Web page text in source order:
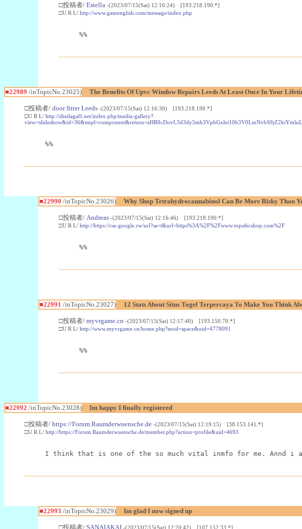
□投稿者/ Estella -(2023/07/15(Sat) 12:16:24) [193.218.190.*]
□U R L/ http://www.gamenglish.com/message/index.php
%%
■22989 /inTopicNo.23025) The Benefits Of Upvc Window Repairs Leeds At Least Once In Your
□投稿者/ door fitter Leeds -(2023/07/15(Sat) 12:16:30) [193.218.190.*]
□U R L/ http://sheilagaff.net/index.php/media-gallery?
%%
■22990 /inTopicNo.23026) Why Shop Tetrahydrocannabinol Can Be More Risky Than
□投稿者/ Andreas -(2023/07/15(Sat) 12:16:46) [193.218.190.*]
□U R L/ http://https://cse.google.rw/url?sa=t&url=https%3A%2F%2Fwww.topsthcshop.com%2F
%%
■22991 /inTopicNo.23027) 12 Stats About Situs Togel Terpercaya To Make You Think
□投稿者/ myvrgame.cn -(2023/07/15(Sat) 12:17:40) [193.150.70.*]
□U R L/ http://www.myvrgame.cn/home.php?mod=space&uid=4778091
%%
■22992 /inTopicNo.23028) Im happy I finally registered
□投稿者/ https://Forum.Raumderwuensche.de -(2023/07/15(Sat) 12:19:15) [38.153.141.*]
□U R L/ http://https://Forum.Raumderwuensche.de/member.php?action=profile&uid=4693
I think that is one of the so much vital inmfo for me. Annd i
■22993 /inTopicNo.23029) Im glad I now signed up
□投稿者/ SANAIAKAI -(2023/07/15(Sat) 12:20:42) [107.152.33.*]